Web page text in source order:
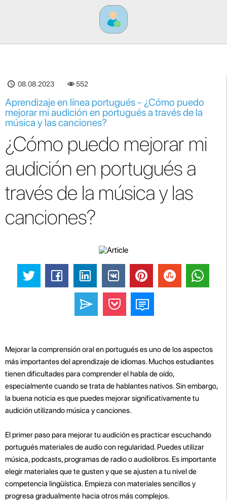
08.08.2023 552
Aprendizaje en línea portugués - ¿Cómo puedo
mejorar mi audición en portugués a través de la
música y las canciones?
¿Cómo puedo mejorar mi
audición en portugués a
través de la música y las
canciones?
Mejorar la comprensión oral en portugués es uno de los aspectos
más importantes del aprendizaje de idiomas. Muchos estudiantes
tienen dificultades para comprender el habla de oído,
especialmente cuando se trata de hablantes nativos. Sin embargo,
la buena noticia es que puedes mejorar significativamente tu
audición utilizando música y canciones.
El primer paso para mejorar tu audición es practicar escuchando
portugués materiales de audio con regularidad. Puedes utilizar
música, podcasts, programas de radio o audiolibros. Es importante
elegir materiales que te gusten y que se ajusten a tu nivel de
competencia lingüística. Empieza con materiales sencillos y
progresa gradualmente hacia otros más complejos.